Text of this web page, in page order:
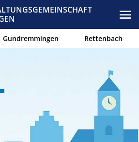
Gundremmingen Rettenbach